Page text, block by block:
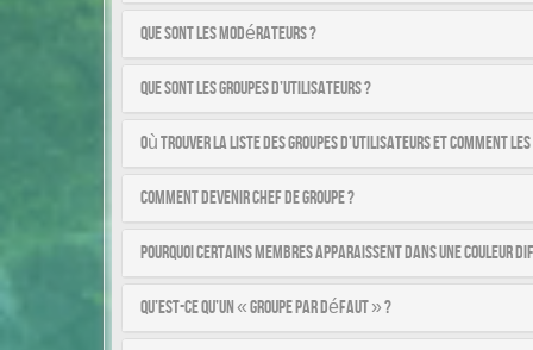
Que sont les modérateurs ?
Que sont les groupes d’utilisateurs ?
Où trouver la liste des groupes d’utilisateurs et comment
Comment devenir chef de groupe ?
Pourquoi certains membres apparaissent dans une couleur
Qu’est-ce qu’un « Groupe par défaut » ?